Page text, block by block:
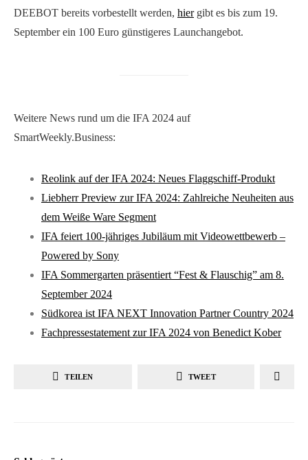
DEEBOT bereits vorbestellt werden, hiergibt es bis zum 19.
September ein 100 Euro günstigeres Launchangebot.
Weitere News rund um die IFA 2024 auf
SmartWeekly.Business:
Reolink auf der IFA 2024: Neues Flaggschiff-Produkt
Liebherr Preview zur IFA 2024: Zahlreiche Neuheiten aus
dem Weiße Ware Segment
IFA feiert 100-jähriges Jubiläum mit Videowettbewerb –
Powered by Sony
IFA Sommergarten präsentiert “Fest & Flauschig” am 8.
September 2024
Südkorea ist IFA NEXT Innovation Partner Country 2024
Fachpressestatement zur IFA 2024 von Benedict Kober
TEILEN TWEET